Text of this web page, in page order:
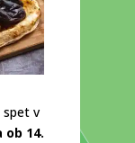
spet v
ob 14.